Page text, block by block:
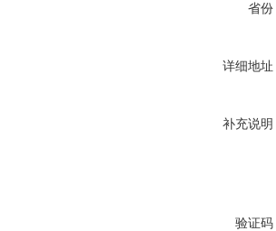
省份
详细地址
补充说明
验证码